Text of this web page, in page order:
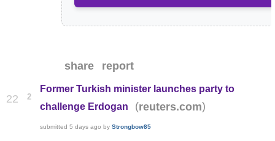
share report
22 2
Former Turkish minister launches party to
challenge Erdogan
(reuters.com)
submitted5 days ago byStrongbow85